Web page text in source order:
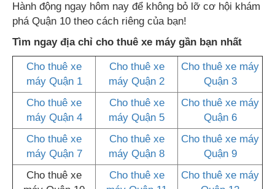
Hành động ngay hôm nay để không bỏ lỡ cơ hội khám
phá Quận 10 theo cách riêng của bạn!
Tìm ngay địa chỉ cho thuê xe máy gần bạn nhất
Cho thuê xe
máy Quận 1
Cho thuê xe
máy Quận 2
Cho thuê xe máy
Quận 3
Cho thuê xe
máy Quận 4
Cho thuê xe
máy Quận 5
Cho thuê xe máy
Quận 6
Cho thuê xe
máy Quận 7
Cho thuê xe
máy Quận 8
Cho thuê xe máy
Quận 9
Cho thuê xe
Cho thuê xe
Cho thuê xe máy